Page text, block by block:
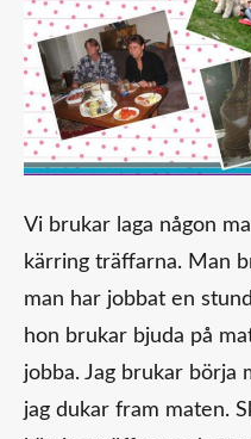
Vi brukar laga någon
kärring träffarna. Man
man har jobbat en
hon brukar bjuda på
jobba. Jag brukar börja
jag dukar fram maten.